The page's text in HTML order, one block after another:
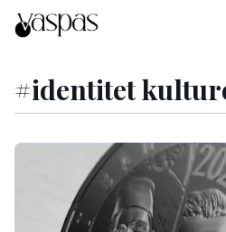
#identitet